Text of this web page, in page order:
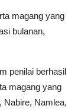
magang yang
bulanan,
penilai berhasil
magang yang
Nabire, Namlea,